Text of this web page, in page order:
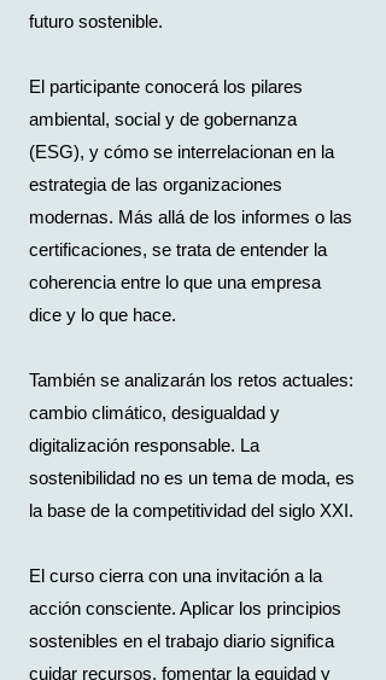
futuro sostenible.
El participante conocerá los pilares
ambiental, social y de gobernanza
(ESG), y cómo se interrelacionan en la
estrategia de las organizaciones
modernas. Más allá de los informes o las
certificaciones, se trata de entender la
coherencia entre lo que una empresa
dice y lo que hace.
También se analizarán los retos actuales:
cambio climático, desigualdad y
digitalización responsable. La
sostenibilidad no es un tema de moda, es
la base de la competitividad del siglo XXI.
El curso cierra con una invitación a la
acción consciente. Aplicar los principios
sostenibles en el trabajo diario significa
cuidar recursos, fomentar la equidad y